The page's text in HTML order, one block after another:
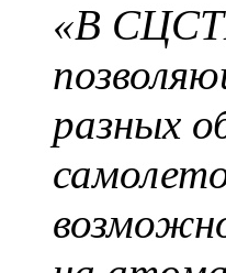
«В
разных